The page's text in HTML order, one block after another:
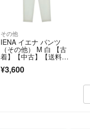
その他
IENA イエナ パンツ
（その他） M 白 【古
着】【中古】【送料無
¥3,600